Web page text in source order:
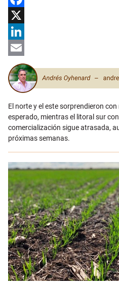
Facebook
X
LinkedIn
Email
El norte y el este sorprendieron
esperado, mientras el litoral sur
comercialización sigue atrasada,
próximas semanas.